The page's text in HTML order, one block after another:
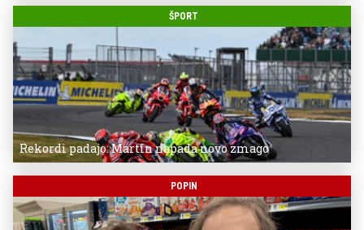
ŠPORT
Rekordi padajo: Martin napada novo zmago
POPIN